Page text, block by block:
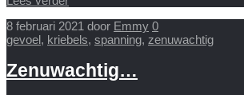
8 februari 2021 door Emmy 0
gevoel, kriebels, spanning, zenuwachtig
Zenuwachtig…